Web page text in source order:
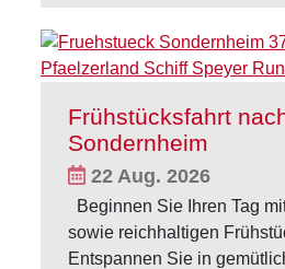
Frühstücksfahrt
Sondernheim
22 Aug. 2026
Beginnen Sie Ihren Tag
sowie reichhaltigen
Entspannen Sie in